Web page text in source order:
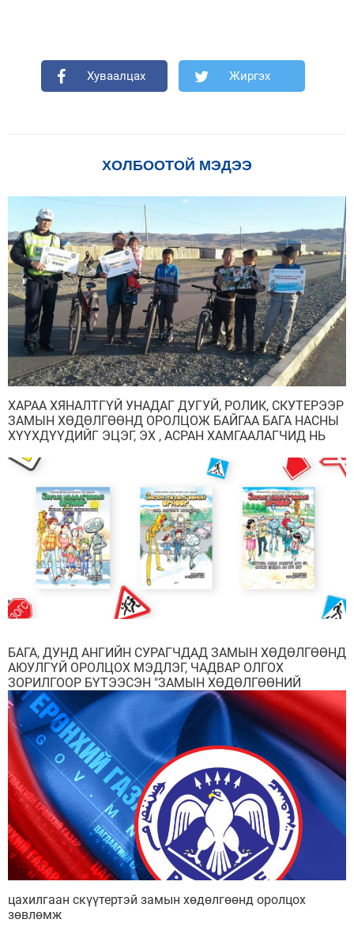
Хуваалцах Жиргэх
ХОЛБООТОЙ МЭДЭЭ
ХАРАА ХЯНАЛТГҮЙ УНАДАГ ДУГУЙ, РОЛИК, СКУТЕРЭЭР
ЗАМЫН ХӨДӨЛГӨӨНД ОРОЛЦОЖ БАЙГАА БАГА НАСНЫ
ХҮҮХДҮҮДИЙГ ЭЦЭГ, ЭХ , АСРАН ХАМГААЛАГЧИД НЬ
БАГА, ДУНД АНГИЙН СУРАГЧДАД ЗАМЫН ХӨДӨЛГӨӨНД
АЮУЛГҮЙ ОРОЛЦОХ МЭДЛЭГ, ЧАДВАР ОЛГОХ
ЗОРИЛГООР БҮТЭЭСЭН "ЗАМЫН ХӨДӨЛГӨӨНИЙ
ОРНООР" ЦУВРАЛ НОМ, ГАРЫН АВЛАГЫГ ХҮЛЭЭЛГЭН
ӨГӨХ ҮЙЛ АЖИЛЛАГАА БОЛЛОО
цахилгаан скүүтертэй замын хөдөлгөөнд оролцох
зөвлөмж